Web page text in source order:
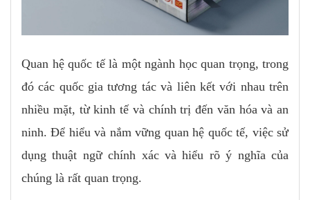
Quan hệ quốc tế là một ngành học quan trọng, trong
đó các quốc gia tương tác và liên kết với nhau trên
nhiều mặt, từ kinh tế và chính trị đến văn hóa và an
ninh. Để hiểu và nắm vững quan hệ quốc tế, việc sử
dụng thuật ngữ chính xác và hiểu rõ ý nghĩa của
chúng là rất quan trọng.